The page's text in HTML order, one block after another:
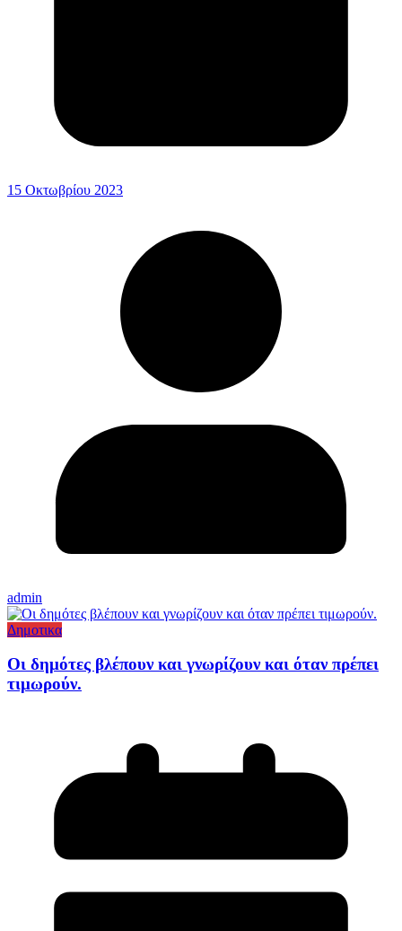
15 Οκτωβρίου 2023
admin
Δημοτικα
Οι δημότες βλέπουν και γνωρίζουν και όταν πρέπει
τιμωρούν.